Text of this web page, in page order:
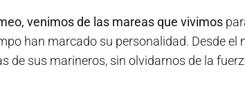
venimos de las mareas que vivimos
han marcado su personalidad. Desde el
de sus marineros, sin olvidarnos de la